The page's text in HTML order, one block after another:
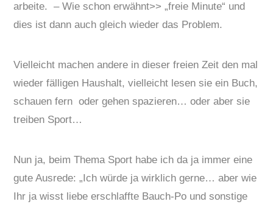
arbeite. – Wie schon erwähnt>> „freie Minute“ und
dies ist dann auch gleich wieder das Problem.
Vielleicht machen andere in dieser freien Zeit den mal
wieder fälligen Haushalt, vielleicht lesen sie ein Buch,
schauen fern oder gehen spazieren… oder aber sie
treiben Sport…
Nun ja, beim Thema Sport habe ich da ja immer eine
gute Ausrede: „Ich würde ja wirklich gerne… aber wie
Ihr ja wisst liebe erschlaffte Bauch-Po und sonstige